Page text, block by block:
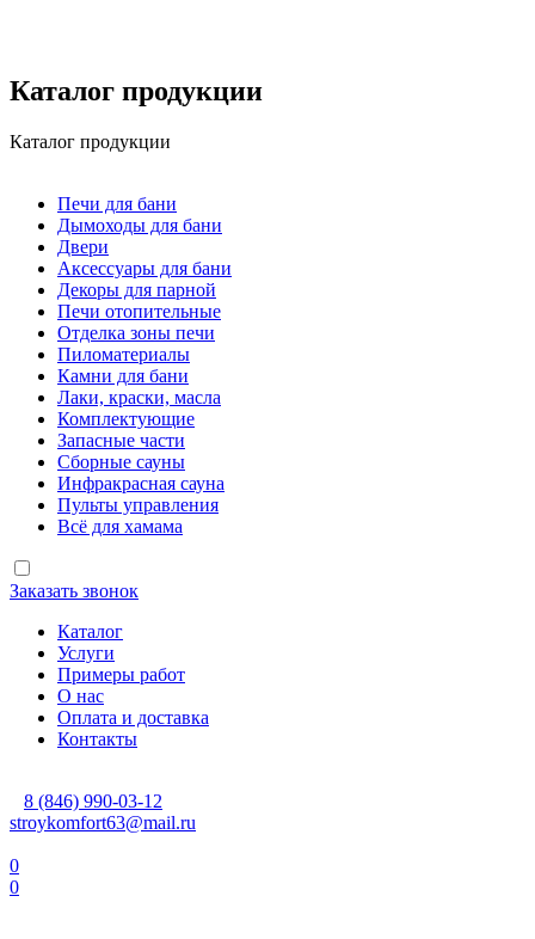
Каталог продукции
Каталог продукции
Печи для бани
Дымоходы для бани
Двери
Аксессуары для бани
Декоры для парной
Печи отопительные
Отделка зоны печи
Пиломатериалы
Камни для бани
Лаки, краски, масла
Комплектующие
Запасные части
Сборные сауны
Инфракрасная сауна
Пульты управления
Всё для хамама
Заказать звонок
Каталог
Услуги
Примеры работ
О нас
Оплата и доставка
Контакты
8 (846) 990-03-12
stroykomfort63@mail.ru
0
0